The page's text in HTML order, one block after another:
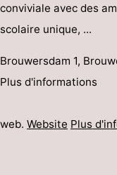
conviviale avec des
scolaire unique, ...
Brouwersdam 1,
Plus d'informations
web. Website Plus